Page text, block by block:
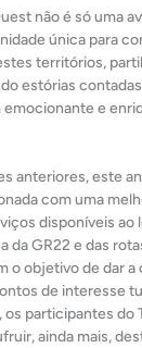
não é só uma
única para
territórios,
estórias
emocionante e
anteriores, este
com uma
disponíveis ao
da GR22 e das
o objetivo de dar a
de interesse
os participantes do
ainda mais,